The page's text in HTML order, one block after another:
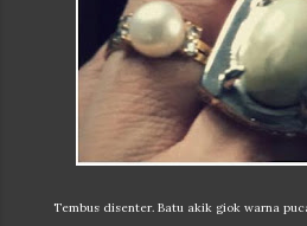
Tembus disenter. Batu akik giok warna